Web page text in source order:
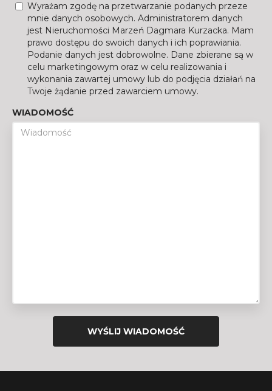
Wyrażam zgodę na przetwarzanie podanych przeze
mnie danych osobowych. Administratorem danych
jest Nieruchomości Marzeń Dagmara Kurzacka. Mam
prawo dostępu do swoich danych i ich poprawiania.
Podanie danych jest dobrowolne. Dane zbierane są w
celu marketingowym oraz w celu realizowania i
wykonania zawartej umowy lub do podjęcia działań na
Twoje żądanie przed zawarciem umowy.
WIADOMOŚĆ